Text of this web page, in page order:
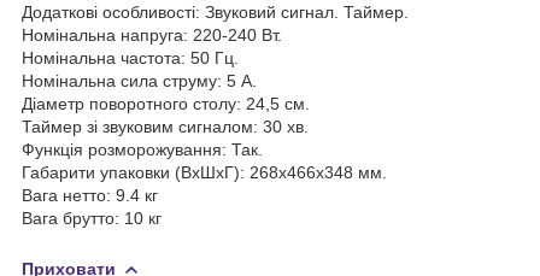
Додаткові особливості: Звуковий сигнал. Таймер.
Номінальна напруга: 220-240 Вт.
Номінальна частота: 50 Гц.
Номінальна сила струму: 5 А.
Діаметр поворотного столу: 24,5 см.
Таймер зі звуковим сигналом: 30 хв.
Функція розморожування: Так.
Габарити упаковки (ВхШхГ): 268х466х348 мм.
Вага нетто: 9.4 кг
Вага брутто: 10 кг
Приховати